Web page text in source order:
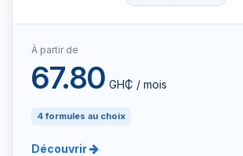
À partir de
67.80 GH₵ / mois
4 formules au choix
Découvrir